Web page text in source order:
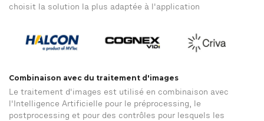
choisit la solution la plus adaptée à l'application
Combinaison avec du traitement d'images
Le traitement d'images est utilisé en combinaison avec
l'Intelligence Artificielle pour le préprocessing, le
postprocessing et pour des contrôles pour lesquels les